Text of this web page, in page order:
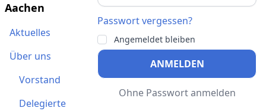
Passwort vergessen?
Angemeldet bleiben
ANMELDEN
Ohne Passwort anmelden
Aachen
Aktuelles
Über uns
Vorstand
Delegierte